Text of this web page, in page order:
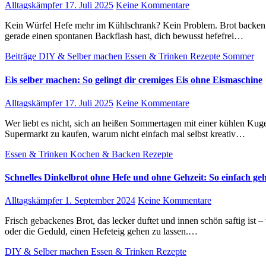
Alltagskämpfer 17. Juli 2025 Keine Kommentare
Kein Würfel Hefe mehr im Kühlschrank? Kein Problem. Brot backen geht auch ohne – und zwar besser, als du denkst. Ob du
gerade einen spontanen Backflash hast, dich bewusst hefefrei…
Beiträge DIY & Selber machen Essen & Trinken Rezepte Sommer
Eis selber machen: So gelingt dir cremiges Eis ohne Eismaschine
Alltagskämpfer 17. Juli 2025 Keine Kommentare
Wer liebt es nicht, sich an heißen Sommertagen mit einer kühlen Kugel Eis zu erfrischen? Doch anstatt das fertige Eis im
Supermarkt zu kaufen, warum nicht einfach mal selbst kreativ…
Essen & Trinken Kochen & Backen Rezepte
Schnelles Dinkelbrot ohne Hefe und ohne Gehzeit: So einfach
Alltagskämpfer 1. September 2024 Keine Kommentare
Frisch gebackenes Brot, das lecker duftet und innen schön saftig ist – wer kann da schon widerstehen? Doch oft fehlt die Zeit
oder die Geduld, einen Hefeteig gehen zu lassen.…
DIY & Selber machen Essen & Trinken Rezepte